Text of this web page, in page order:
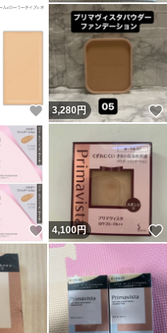
いいね！
3,280円
いいね！
4,100円